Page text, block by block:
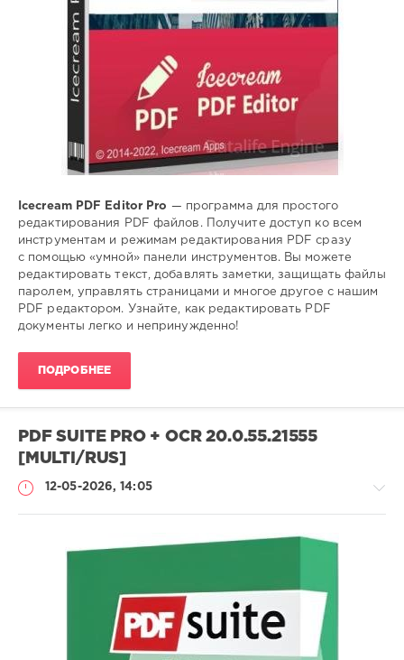
Icecream PDF Editor Pro — программа для простого
редактирования PDF файлов. Получите доступ ко всем
инструментам и режимам редактирования PDF сразу
с помощью «умной» панели инструментов. Вы можете
редактировать текст, добавлять заметки, защищать файлы
паролем, управлять страницами и многое другое с нашим
PDF редактором. Узнайте, как редактировать PDF
документы легко и непринужденно!
ПОДРОБНЕЕ
PDF SUITE PRO + OCR 20.0.55.21555
[MULTI/RUS]
12-05-2026, 14:05